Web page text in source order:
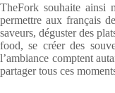
TheFork souhaite ainsi
permettre aux français
saveurs, déguster des
food, se créer des
l’ambiance comptent
partager tous ces